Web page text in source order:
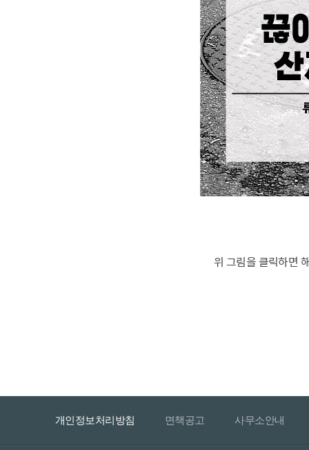
위 그림을 클릭하면
개인정보처리방침 면책공고 사무소안내